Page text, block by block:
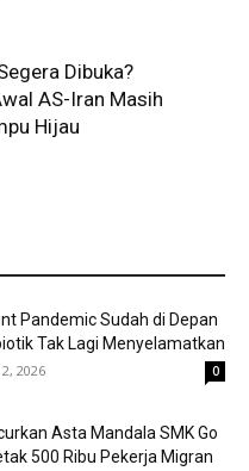
Dibuka?
AS-Iran Masih
Hijau
Pandemic Sudah di Depan
Tak Lagi Menyelamatkan
2026 0
Asta Mandala SMK Go
500 Ribu Pekerja Migran